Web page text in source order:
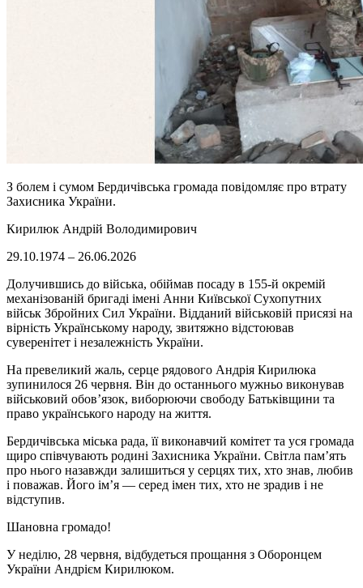
З болем і сумом Бердичівська громада повідомляє про втрату
Захисника України.
Кирилюк Андрій Володимирович
29.10.1974 – 26.06.2026
Долучившись до війська, обіймав посаду в 155-й окремій
механізованій бригаді імені Анни Київської Сухопутних
військ Збройних Сил України. Відданий військовій присязі на
вірність Українському народу, звитяжно відстоював
суверенітет і незалежність України.
На превеликий жаль, серце рядового Андрія Кирилюка
зупинилося 26 червня. Він до останнього мужньо виконував
військовий обов’язок, виборюючи свободу Батьківщини та
право українського народу на життя.
Бердичівська міська рада, її виконавчий комітет та уся громада
щиро співчувають родині Захисника України. Світла пам’ять
про нього назавжди залишиться у серцях тих, хто знав, любив
і поважав. Його ім’я — серед імен тих, хто не зрадив і не
відступив.
Шановна громадо!
У неділю, 28 червня, відбудеться прощання з Оборонцем
України Андрієм Кирилюком.